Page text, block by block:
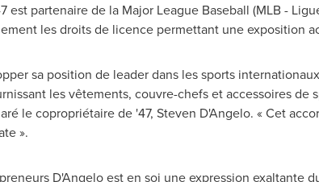
partenaire de la Major League Baseball (MLB -
les droits de licence permettant une exposition
sa position de leader dans les sports
les vêtements, couvre-chefs et accessoires de
le copropriétaire de '47, Steven D'Angelo. « Cet
».
D'Angelo est en soi une expression exaltante